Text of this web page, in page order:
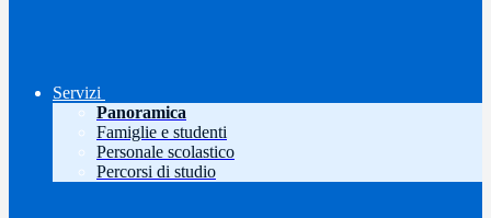
Servizi
Panoramica
Famiglie e studenti
Personale scolastico
Percorsi di studio